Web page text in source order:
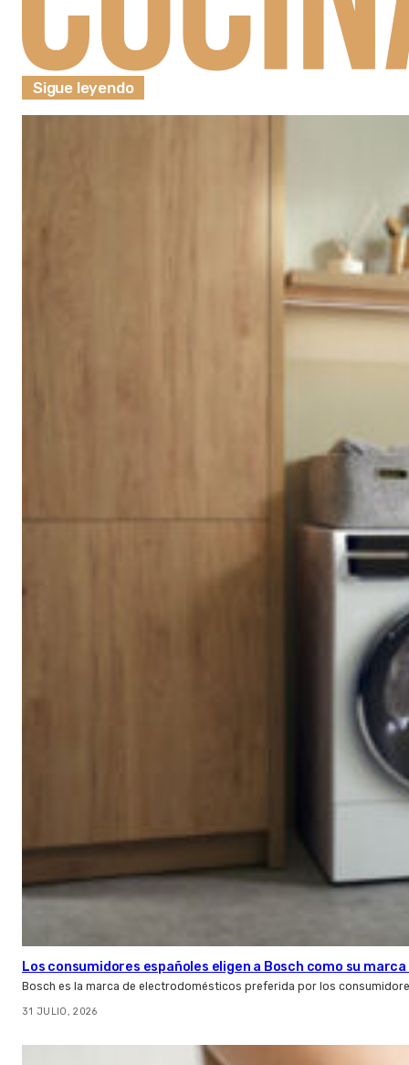
Sigue leyendo
Los consumidores españoles eligen a Bosch como su
Bosch es la marca de electrodomésticos preferida por los
31 JULIO, 2026